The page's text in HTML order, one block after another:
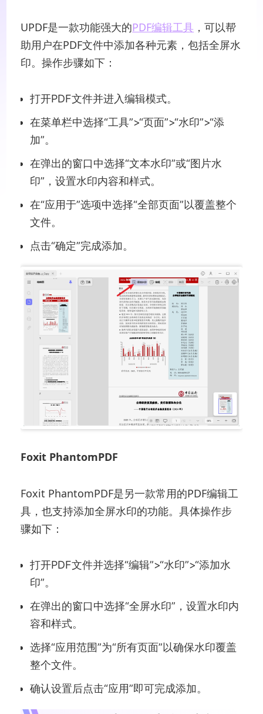
UPDF是一款功能强大的PDF编辑工具 ，可以帮
助用户在PDF文件中添加各种元素，包括全屏水
印。操作步骤如下：
打开PDF文件并进入编辑模式。
在菜单栏中选择“工具”>“页面”>“水印”>“添
加”。
在弹出的窗口中选择“文本水印”或“图片水
印”，设置水印内容和样式。
在“应用于”选项中选择“全部页面”以覆盖整个
文件。
点击“确定”完成添加。
Foxit PhantomPDF
Foxit PhantomPDF是另一款常用的PDF编辑工
具，也支持添加全屏水印的功能。具体操作步
骤如下：
打开PDF文件并选择“编辑”>“水印”>“添加水
印”。
在弹出的窗口中选择“全屏水印”，设置水印内
容和样式。
选择“应用范围”为“所有页面”以确保水印覆盖
整个文件。
确认设置后点击“应用”即可完成添加。